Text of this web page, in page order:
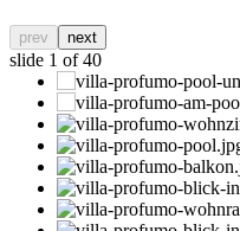
prev next
slide 1 of 40